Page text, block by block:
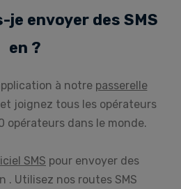
je envoyer des SMS
en ?
à notre passerelle
joignez tous les opérateurs
opérateurs dans le monde.
SMS pour envoyer des
. Utilisez nos routes SMS